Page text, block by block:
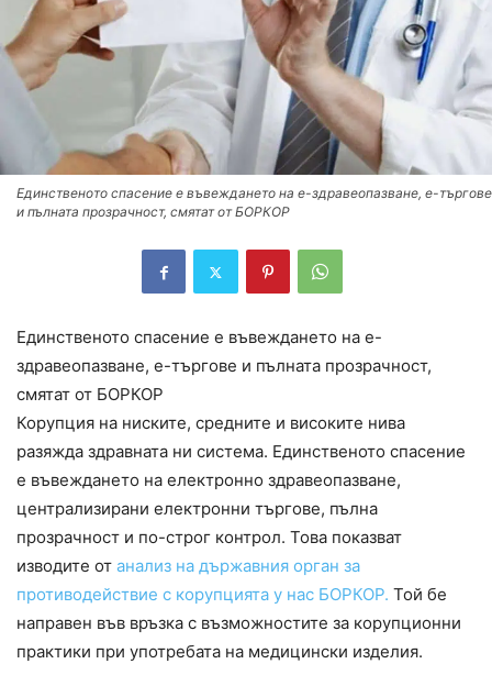
Единственото спасение е въвеждането на е-здравеопазване, е-търгове
и пълната прозрачност, смятат от БОРКОР
Единственото спасение е въвеждането на е-
здравеопазване, е-търгове и пълната прозрачност,
смятат от БОРКОР
Корупция на ниските, средните и високите нива
разяжда здравната ни система. Единственото спасение
е въвеждането на електронно здравеопазване,
централизирани електронни търгове, пълна
прозрачност и по-строг контрол. Това показват
изводите от анализ на държавния орган за
противодействие с корупцията у нас БОРКОР. Той бе
направен във връзка с възможностите за корупционни
практики при употребата на медицински изделия.